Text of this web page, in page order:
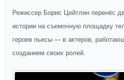
Режиссер Борис Цейтлин перенёс
истории на съемочную площадку
героев пьесы — в актеров,
созданием своих ролей.